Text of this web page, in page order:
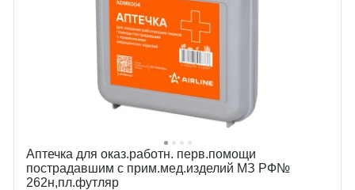
Аптечка для оказ.работн. перв.помощи
пострадавшим с прим.мед.изделий МЗ РФ№
262н,пл.футляр